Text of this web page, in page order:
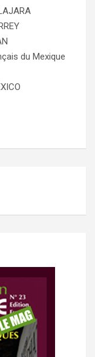
du Mexique